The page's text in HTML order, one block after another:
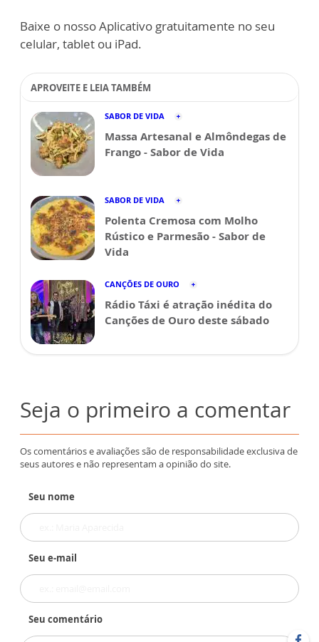
Baixe o nosso Aplicativo gratuitamente no seu
celular, tablet ou iPad.
APROVEITE E LEIA TAMBÉM
SABOR DE VIDA
Massa Artesanal e Almôndegas de
Frango - Sabor de Vida
SABOR DE VIDA
Polenta Cremosa com Molho
Rústico e Parmesão - Sabor de
Vida
CANÇÕES DE OURO
Rádio Táxi é atração inédita do
Canções de Ouro deste sábado
Seja o primeiro a comentar
Os comentários e avaliações são de responsabilidade exclusiva de
seus autores e não representam a opinião do site.
Seu nome
Seu e-mail
Seu comentário